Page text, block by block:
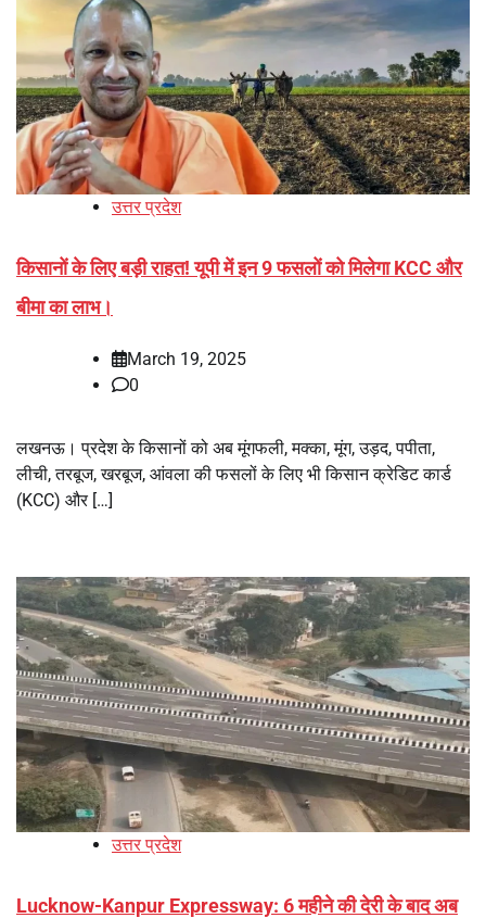
उत्तर प्रदेश
किसानों के लिए बड़ी राहत! यूपी में इन 9 फसलों को मिलेगा KCC और
बीमा का लाभ।
March 19, 2025
0
लखनऊ। प्रदेश के किसानों को अब मूंगफली, मक्का, मूंग, उड़द, पपीता,
लीची, तरबूज, खरबूज, आंवला की फसलों के लिए भी किसान क्रेडिट कार्ड
(KCC) और […]
उत्तर प्रदेश
Lucknow-Kanpur Expressway: 6 महीने की देरी के बाद अब